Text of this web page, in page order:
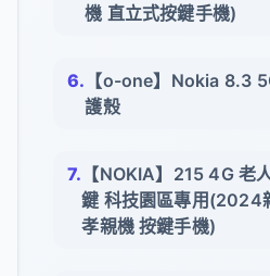
機 直立式按鍵手機)
【o-one】Nokia 8.3
護殼
【NOKIA】215 4G 老
鍵 科技園區專用(2024
孝親機 按鍵手機)